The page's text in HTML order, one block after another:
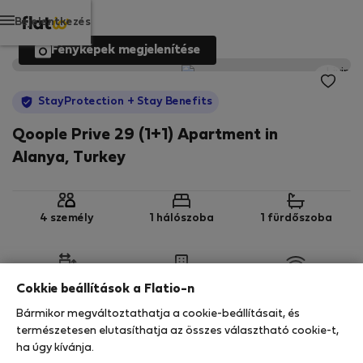
Bejelentkezés
Fényképek megjelenítése
StayProtection + Stay Benefits
Qoople Prive 29 (1+1) Apartment in
Alanya, Turkey
4 személy 1 hálószoba 1 fürdőszoba
StayProtection Stay Benefits
Az Ön tartózkodását ebben az ingatlanban a
Cokkie beállítások a Flatio-n
Bármikor megváltoztathatja a cookie-beállításait, és
természetesen elutasíthatja az összes választható cookie-t,
ha úgy kívánja.